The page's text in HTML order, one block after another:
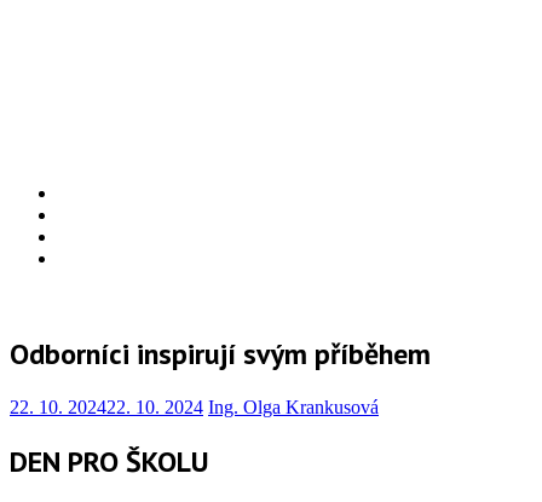
Odborníci inspirují svým příběhem
22. 10. 202422. 10. 2024 Ing. Olga Krankusová
DEN PRO ŠKOLU